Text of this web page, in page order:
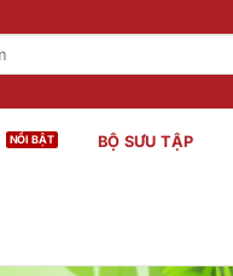
BỘ SƯU TẬP